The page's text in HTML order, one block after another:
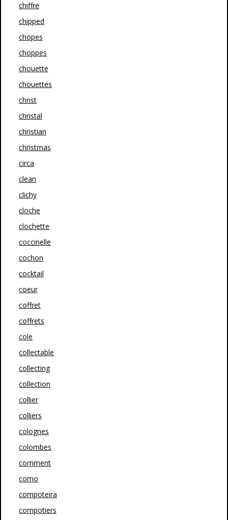
chiffre
chipped
chopes
choppes
chouette
chouettes
christ
christal
christian
christmas
circa
clean
clichy
cloche
clochette
coccinelle
cochon
cocktail
coeur
coffret
coffrets
cole
collectable
collecting
collection
collier
colliers
colognes
colombes
comment
como
compoteira
compotiers